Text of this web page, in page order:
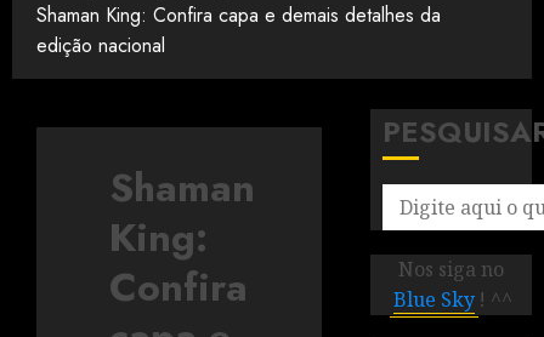
Shaman King: Confira capa e demais detalhes da
edição nacional
Shaman
King:
Confira
Nos siga no
Blue Sky ! ^^